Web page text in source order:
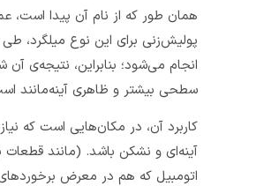
همان طور که از نام آن پیدا است، عملیات
پولیش‌زنی برای این نوع میلگرد، طی دو مرحله‌
انجام می‌شود؛ بنابراین، نتیجه‌ی آن شفافیت
سطحی بیشتر و ظاهری آینه‌‌مانند است.
کاربرد آن، در مکان‌هایی است که نیازمند سطح
آینه‌‌ای و نشکن باشد. (مانند قطعات بیرونی
اتومبیل که هم در معرض برخوردهای فیزیکی و